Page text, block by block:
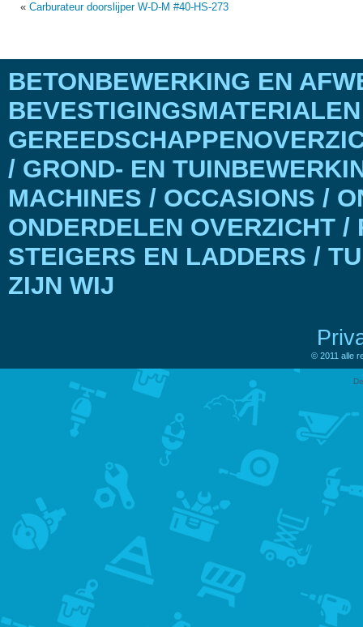
« Carburateur doorslijper W-D-M #40-HS-273
BETONBEWERKING EN
/ GROND- EN
MACHINES / OCCASIONS /
ONDERDELEN OVERZICHT
STEIGERS EN LADDERS /
ZIJN WIJ
© 2011 alle